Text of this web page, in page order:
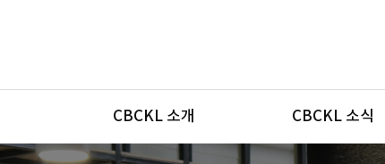
메뉴
CBCKL 소개 CBCKL 소식